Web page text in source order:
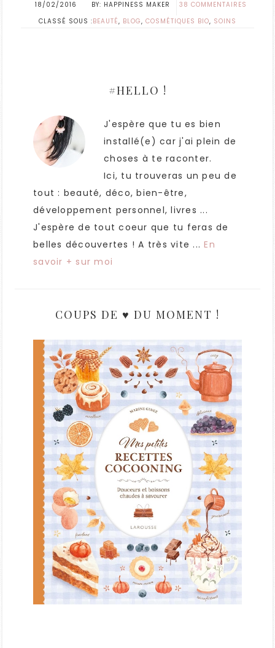
18/02/2016 HAPPINESS MAKER
38 COMMENTAIRES
CLASSÉ SOUS :BEAUTÉ, BLOG, COSMÉTIQUES BIO, SOINS
#HELLO !
J'espère que tu es bien
installé(e) car j'ai plein de
choses à te raconter.
Ici, tu trouveras un peu de
tout : beauté, déco, bien-être,
développement personnel, livres ...
J'espère de tout coeur que tu feras de
belles découvertes ! A très vite ...En
savoir + sur moi
COUPS DE ♥ DU MOMENT !